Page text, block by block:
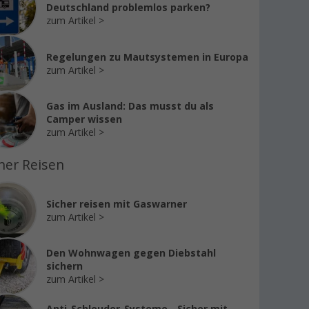
Deutschland problemlos parken?
zum Artikel
Regelungen zu Mautsystemen in Europa
zum Artikel
Gas im Ausland: Das musst du als
Camper wissen
zum Artikel
Reisen
Sicher reisen mit Gaswarner
zum Artikel
Den Wohnwagen gegen Diebstahl
sichern
zum Artikel